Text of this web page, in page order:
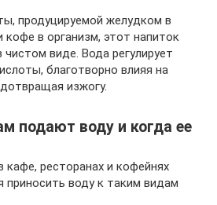
продуцируемой желудком в
кофе в организм, этот напиток
чистом виде. Вода регулирует
благотворно влияя на
изжогу.
подают воду и когда ее
ресторанах и кофейнях
приносить воду к таким видам